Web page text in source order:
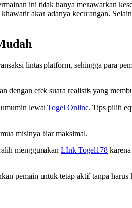
ini tidak hanya menawarkan
akan adanya kecurangan.
lintas platform, sehingga para
efek suara realistis yang
lewat Togel Online. Tips pilih
misinya biar maksimal.
menggunakan LInk Togel178
pemain untuk tetap aktif tanpa